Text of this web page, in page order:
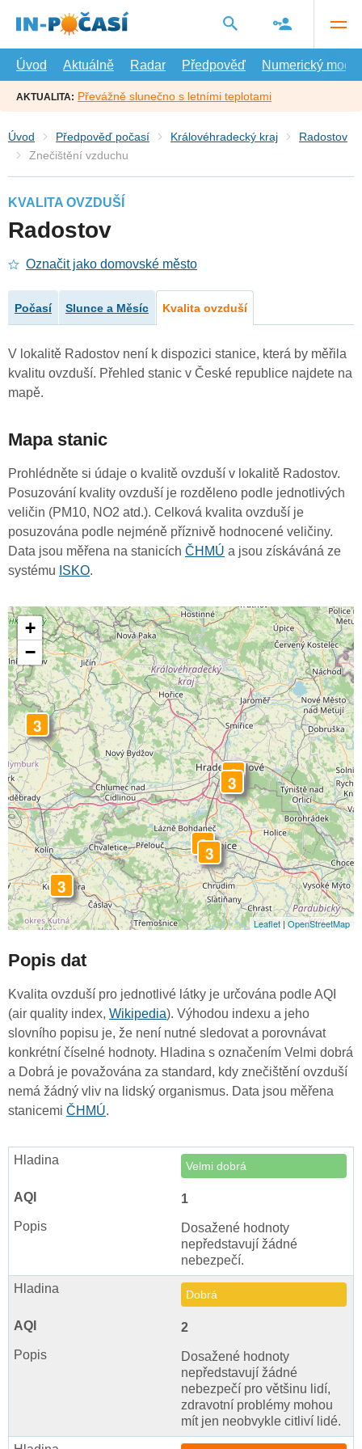
hlavní
Úvod
Aktuálně Radar Předpověď Numerický model
AKTUALITA: Převážně slunečno s letními teplotami
Úvod Předpověď počasí Královéhradecký kraj
Radostov
Znečištění vzduchu
KVALITA OVZDUŠÍ
Radostov
Označit jako domovské město
Počasí Slunce a Měsíc Kvalita ovzduší
V lokalitě Radostov není k dispozici stanice, která by měřila
kvalitu ovzduší. Přehled stanic v České republice najdete na
mapě.
Mapa stanic
Prohlédněte si údaje o kvalitě ovzduší v lokalitě Radostov.
Posuzování kvality ovzduší je rozděleno podle jednotlivých
veličin (PM10, NO2 atd.). Celková kvalita ovzduší je
posuzována podle nejméně příznivě hodnocené veličiny.
Data jsou měřena na stanicích ČHMÚ a jsou získáváná ze
systému ISKO.
3
33
3
3
3
+
−
Leaflet | OpenStreetMap
Popis dat
Kvalita ovzduší pro jednotlivé látky je určována podle AQI
(air quality index, Wikipedia). Výhodou indexu a jeho
slovního popisu je, že není nutné sledovat a porovnávat
konkrétní číselné hodnoty. Hladina s označením Velmi dobrá
a Dobrá je považována za standard, kdy znečištění ovzduší
nemá žádný vliv na lidský organismus. Data jsou měřena
stanicemi ČHMÚ.
Velmi dobrá
1
Dosažené hodnoty
nepředstavují žádné
nebezpečí.
Dobrá
2
Dosažené hodnoty
nepředstavují žádné
nebezpečí pro většinu lidí,
zdravotní problémy mohou
mít jen neobvykle citliví lidé.